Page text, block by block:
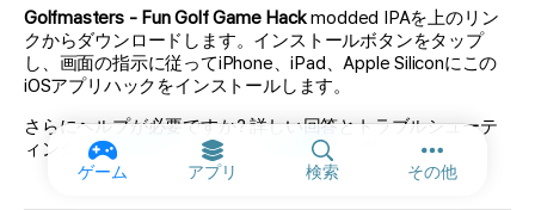
ゲーム アプリ 検索 その他その他のオ
Golfmasters - Fun Golf Game Hackmodded IPAを上のリン
クからダウンロードします。インストールボタンをタップ
し、画面の指示に従ってiPhone、iPad、Apple Siliconにこの
iOSアプリハックをインストールします。
さらにヘルプが必要ですか? 詳しい回答とトラブルシューテ
ィングはiOSGodsアプリ よくある質問をご覧ください。